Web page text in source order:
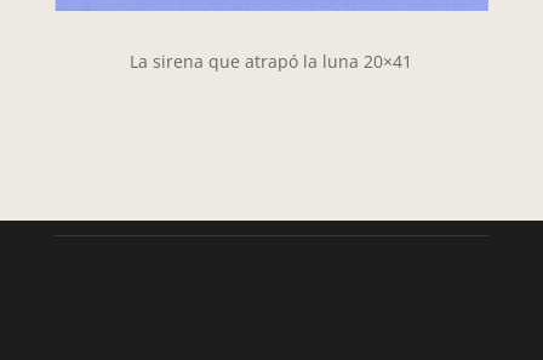
La sirena que atrapó la luna 20×41